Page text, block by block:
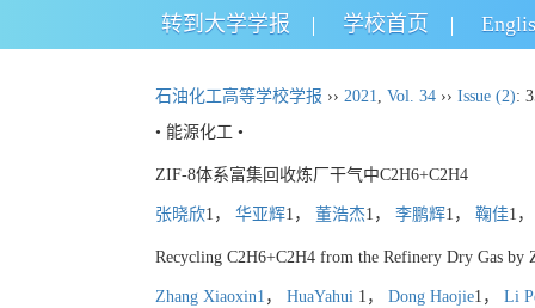
转到大学学报
学校首页
石油化工高等学校学报 ›› 2021, Vol. 34 ›› Issue (2):
• 能源化工 •
ZIF-8体系富集回收炼厂干气中C2H6+C2H4
张晓欣1， 华亚辉1， 董浩杰1， 李鹏辉1， 鞠佳1
Recycling C2H6+C2H4 from the Refinery Dry Gas by
Zhang Xiaoxin1 ， HuaYahui 1， Dong Haojie1， Li